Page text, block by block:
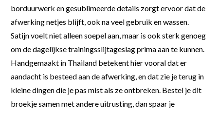
borduurwerk en gesublimeerde details zorgt ervoor dat de
afwerking netjes blijft, ook na veel gebruik en wassen.
Satijn voelt niet alleen soepel aan, maar is ook sterk genoeg
om de dagelijkse trainingsslijtageslag prima aan te kunnen.
Handgemaakt in Thailand betekent hier vooral dat er
aandacht is besteed aan de afwerking, en dat zie je terug in
kleine dingen die je pas mist als ze ontbreken. Bestel je dit
broekje samen met andere uitrusting, dan spaar je